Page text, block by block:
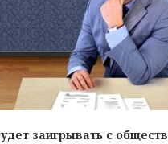
заигрывать с